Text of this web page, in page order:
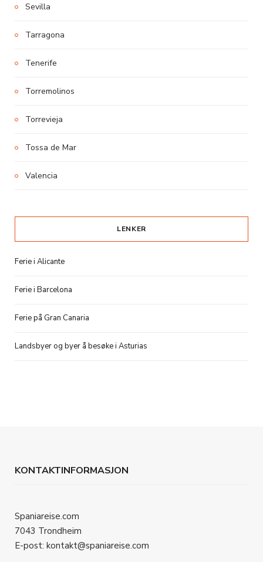
Sevilla
Tarragona
Tenerife
Torremolinos
Torrevieja
Tossa de Mar
Valencia
LENKER
Ferie i Alicante
Ferie i Barcelona
Ferie på Gran Canaria
Landsbyer og byer å besøke i Asturias
KONTAKTINFORMASJON
Spaniareise.com
7043 Trondheim
E-post: kontakt@spaniareise.com